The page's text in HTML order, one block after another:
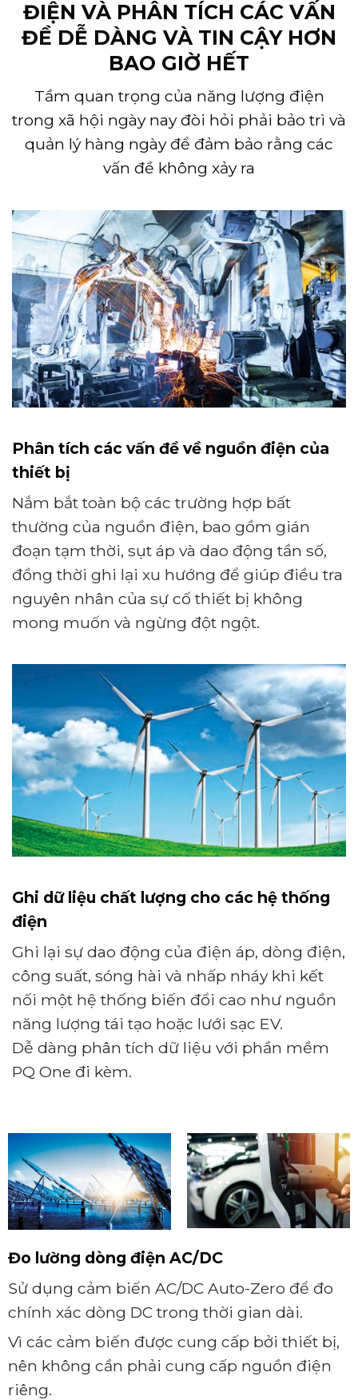
ĐIỆN VÀ PHÂN TÍCH CÁC VẤN
ĐỀ DỄ DÀNG VÀ TIN CẬY HƠN
BAO GIỜ HẾT
Tầm quan trọng của năng lượng điện
trong xã hội ngày nay đòi hỏi phải bảo trì và
quản lý hàng ngày để đảm bảo rằng các
vấn đề không xảy ra
Phân tích các vấn đề về nguồn điện của
thiết bị
Nắm bắt toàn bộ các trường hợp bất
thường của nguồn điện, bao gồm gián
đoạn tạm thời, sụt áp và dao động tần số,
đồng thời ghi lại xu hướng để giúp điều tra
nguyên nhân của sự cố thiết bị không
mong muốn và ngừng đột ngột.
Ghi dữ liệu chất lượng cho các hệ thống
điện
Ghi lại sự dao động của điện áp, dòng điện,
công suất, sóng hài và nhấp nháy khi kết
nối một hệ thống biến đổi cao như nguồn
năng lượng tái tạo hoặc lưới sạc EV.
Dễ dàng phân tích dữ liệu với phần mềm
PQ One đi kèm.
Đo lường dòng điện AC/DC
Sử dụng cảm biến AC/DC Auto-Zero để đo
chính xác dòng DC trong thời gian dài.
Vì các cảm biến được cung cấp bởi thiết bị,
nên không cần phải cung cấp nguồn điện
riêng.